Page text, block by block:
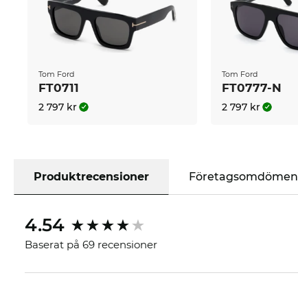
Tom Ford
FT0711
2 797 kr
Tom Ford
FT0777-N
2 797 kr
Produktrecensioner Företagsomdömen
4.54
Baserat på 69 recensioner